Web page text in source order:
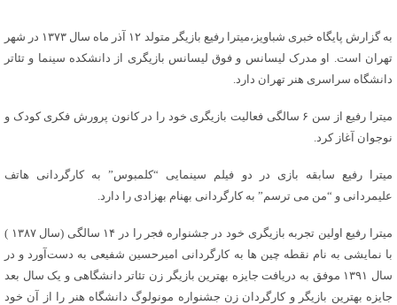
به گزارش پایگاه خبری شباویز،میترا رفیع بازیگر متولد ۱۲ آذر ماه سال ۱۳۷۳ در شهر
تهران است. او مدرک لیسانس و فوق لیسانس بازیگری از دانشکده سینما و تئاتر
دانشگاه سراسری هنر تهران دارد.
میترا رفیع از سن ۶ سالگی فعالیت بازیگری خود را در کانون پرورش فکری کودک و
نوجوان آغاز کرد.
میترا رفیع سابقه بازی در دو فیلم سینمایی “کلمبوس” به کارگردانی هاتف
علیمردانی و “من می ترسم” به کارگردانی بهنام بهزادی را دارد.
میترا رفیع اولین تجربه بازیگری خود در جشنواره فجر را در ۱۴ سالگی (سال ۱۳۸۷ )
با نمایشی به نام نقطه چین ها به کارگردانی امیرحسین شفیعی به دست‌آورد و در
سال ۱۳۹۱ موفق به دریافت جایزه بهترین بازیگر زن تئاتر دانشگاهی و یک سال بعد
جایزه بهترین بازیگر و کارگردان زن جشنواره مونولوگ دانشگاه هنر را از آن خود